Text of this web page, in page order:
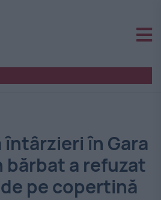
întârzieri în Gara
bărbat a refuzat
pe copertină